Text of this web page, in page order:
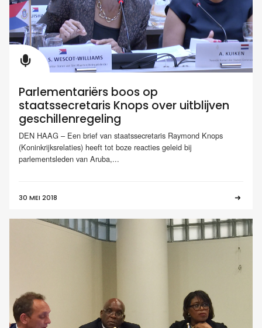
Parlementariërs boos op
staatssecretaris Knops over uitblijven
geschillenregeling
DEN HAAG – Een brief van staatssecretaris Raymond Knops
(Koninkrijksrelaties) heeft tot boze reacties geleid bij
parlementsleden van Aruba,...
30 MEI 2018